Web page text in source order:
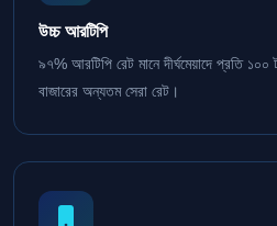
উচ্চ আরটিপি
৯৭% আরটিপি রেট মানে দীর্ঘমেয়াদে প্রতি
বাজারের অন্যতম সেরা রেট।